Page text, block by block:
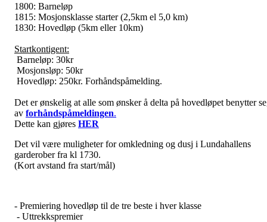
1800: Barneløp
1815: Mosjonsklasse starter (2,5km el 5,0 km)
1830: Hovedløp (5km eller 10km)
Startkontigent:
Barneløp: 30kr
Mosjonsløp: 50kr
Hovedløp: 250kr. Forhåndspåmelding.
Det er ønskelig at alle som ønsker å delta på hovedløpet benytter
av forhåndspåmeldingen.
Dette kan gjøres HER
Det vil være muligheter for omkledning og dusj i Lundahallens
garderober fra kl 1730.
(Kort avstand fra start/mål)
- Premiering hovedløp til de tre beste i hver klasse
- Uttrekkspremier